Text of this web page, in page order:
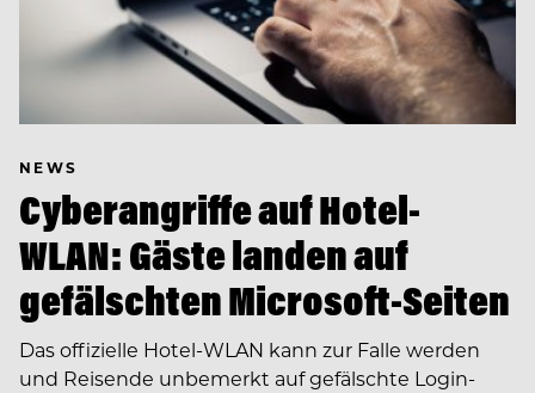
NEWS
Cyberangriffe auf Hotel-
WLAN: Gäste landen auf
gefälschten Microsoft-Seiten
Das offizielle Hotel-WLAN kann zur Falle werden
und Reisende unbemerkt auf gefälschte Login-